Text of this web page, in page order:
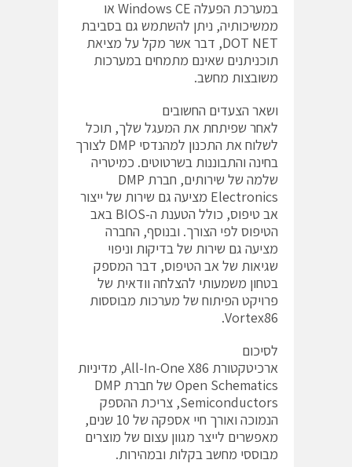
במערכת הפעלה Windows CE או
ממשיכותיה, ניתן להשתמש גם בסביבת
DOT NET, דבר אשר מקל על מציאת
תוכניתנים שאינם מתמחים במערכות
משובצות מחשב.
ושאר הצעדים החשובים
לאחר שפיתחת את המעגל שלך, תוכל
לשלוח את התכנון למהנדסי DMP לצורך
בחינה והתבוננות בשרטוטים. כמיטריה
שלמה של שירותים, חברת DMP
Electronics מציעה גם שירות של ייצור
אב טיפוס, כולל הטענת ה-BIOS באב
הטיפוס לפי הצורך. ובנוסף, החברה
מציעה גם שירות של בדיקות וניפוי
שגיאות של אב הטיפוס, דבר המספק
בטחון משמעותי להצלחה וודאית של
פרויקט הפיתוח של מערכות מבוססות
Vortex86.
לסיכום
ארכיטקטורת All-In-One X86, מדיניות
Open Schematics של חברת DMP
Semiconductors, צריכת ההספק
הנמוכה ואורך חיי אספקה של 10 שנים,
מאפשרים לייצר מגוון עצום של מוצרים
מבוססי מחשב בקלות ובמהירות.